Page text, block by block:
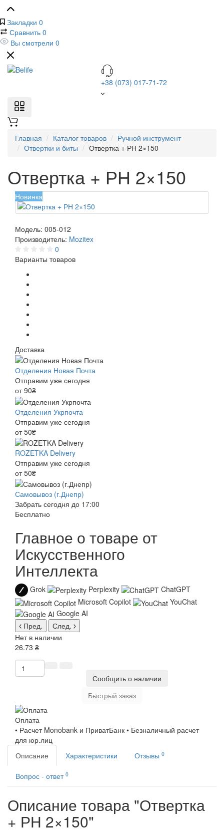
Закладки 0
Сравнить 0
Вы смотрели 0
+38 (073) 017-71-72
Главная Каталог товаров
Ручной инструмент
Отвертки и биты
Отвертка + РН 2×150
Отвертка + РН 2×150
Новинка
Модель: 005-012
Производитель: Mozitex
0
Варианты товаров
Доставка
Отделения Новая Почта
Отправим уже сегодня
от 90₴
Отделения Укрпочта
Отправим уже сегодня
от 50₴
ROZETKA Delivery
Отправим уже сегодня
от 50₴
Самовывоз (г.Днепр)
Забрать сегодня до 17:00
Бесплатно
Главное о товаре от
Искусственного
Интеллекта
Grok Perplexity
ChatGPT
Microsoft Copilot
YouChat
Google AI
Пред.
След.
Нет в наличии
26.73 ₴
Сообщить о наличии
Быстрый заказ
Оплата
• Расчет Monobank и ПриватБанк • Безналичный расчет
для юр.лиц
Описание
Характеристики Отзывы 0
Вопрос - ответ 0
Описание товара "Отвертка
+ РН 2×150"